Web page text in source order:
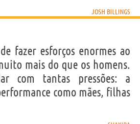
JOSH BILLINGS
fazer esforços enormes ao
mais do que os homens.
com tantas pressões: a
como mães, filhas